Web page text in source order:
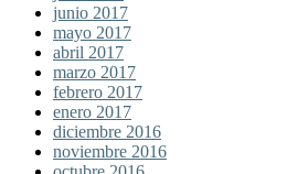
junio 2017
mayo 2017
abril 2017
marzo 2017
febrero 2017
enero 2017
diciembre 2016
noviembre 2016